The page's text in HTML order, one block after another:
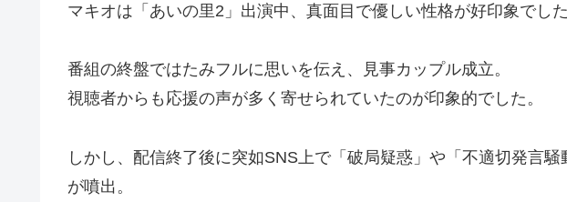
マキオは「あいの里2」出演中、真面目で優しい性格が好印象でした
番組の終盤ではたみフルに思いを伝え、見事カップル成立。
視聴者からも応援の声が多く寄せられていたのが印象的でした。
しかし、配信終了後に突如SNS上で「破局疑惑」や「不適切発言
が噴出。